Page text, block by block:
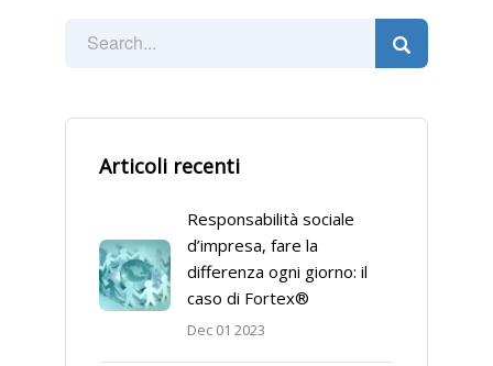
Articoli recenti
Responsabilità sociale
d’impresa, fare la
differenza ogni giorno: il
caso di Fortex®
Dec 01 2023